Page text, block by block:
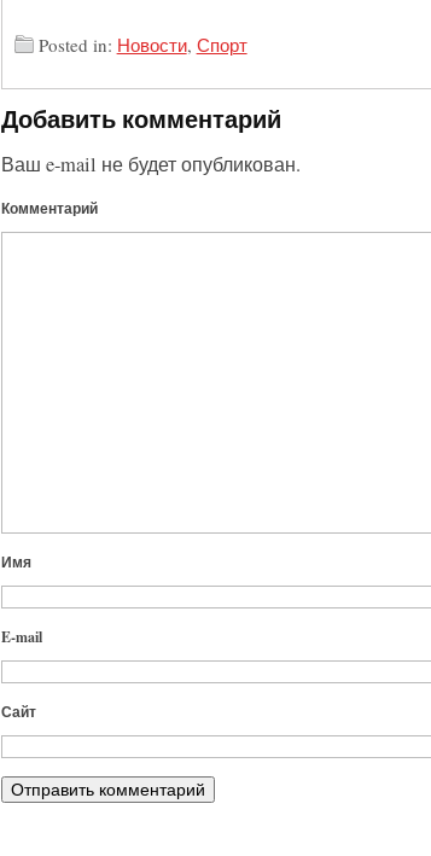
Posted in: Новости, Спорт
Добавить комментарий
Ваш e-mail не будет опубликован.
Комментарий
Имя
E-mail
Сайт